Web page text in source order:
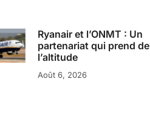
Ryanair et l’ONMT : Un
partenariat qui prend de
l’altitude
Août 6, 2026